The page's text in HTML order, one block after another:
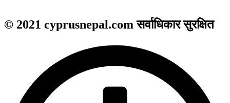
© 2021 cyprusnepal.com सर्वाधिकार सुरक्षित